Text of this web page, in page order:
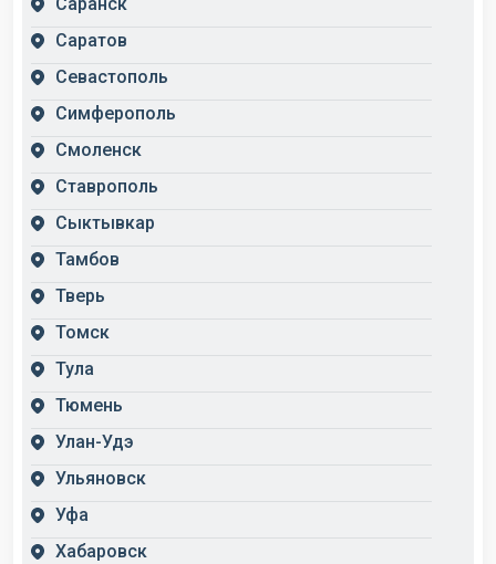
Саратов
Севастополь
Симферополь
Смоленск
Ставрополь
Сыктывкар
Тамбов
Тверь
Томск
Тула
Тюмень
Улан-Удэ
Ульяновск
Уфа
Хабаровск